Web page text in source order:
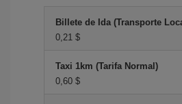
Billete de Ida (Transporte
0,21 $
Taxi 1km (Tarifa Normal)
0,60 $